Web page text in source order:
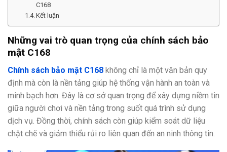
C168
Kết luận
Những vai trò quan trọng của chính sách bảo
mật C168
Chính sách bảo mật C168 không chỉ là một văn bản quy
định mà còn là nền tảng giúp hệ thống vận hành an toàn và
minh bạch hơn. Đây là cơ sở quan trọng để xây dựng niềm tin
giữa người chơi và nền tảng trong suốt quá trình sử dụng
dịch vụ. Đồng thời, chính sách còn giúp kiểm soát dữ liệu
chặt chẽ và giảm thiểu rủi ro liên quan đến an ninh thông tin.